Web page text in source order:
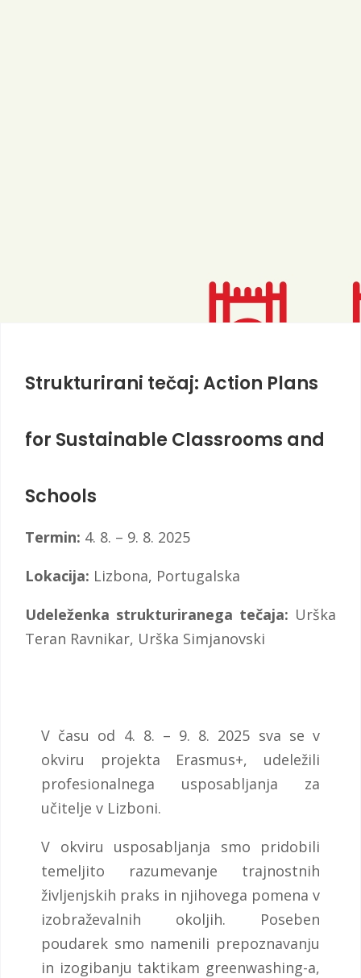
Strukturirani tečaj: Action Plans
for Sustainable Classrooms and
Schools
Termin: 4. 8. – 9. 8. 2025
Lokacija: Lizbona, Portugalska
Udeleženka strukturiranega tečaja: Urška
Teran Ravnikar, Urška Simjanovski
V času od 4. 8. – 9. 8. 2025 sva se v
okviru projekta Erasmus+, udeležili
profesionalnega usposabljanja za
učitelje v Lizboni.
V okviru usposabljanja smo pridobili
temeljito razumevanje trajnostnih
življenjskih praks in njihovega pomena v
izobraževalnih okoljih. Poseben
poudarek smo namenili prepoznavanju
in izogibanju taktikam greenwashing-a,